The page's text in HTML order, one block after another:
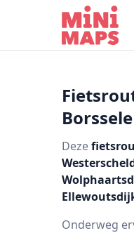
Ga naar inhoud
Borssele
Deze
Onderweg